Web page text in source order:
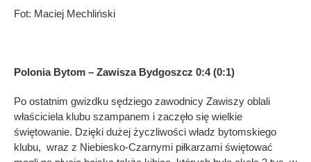
Fot: Maciej Mechliński
Polonia Bytom – Zawisza Bydgoszcz 0:4 (0:1)
Po ostatnim gwizdku sędziego zawodnicy Zawiszy oblali
właściciela klubu szampanem i zaczęło się wielkie
świętowanie. Dzięki dużej życzliwości władz bytomskiego
klubu, wraz z Niebiesko-Czarnymi piłkarzami świętować